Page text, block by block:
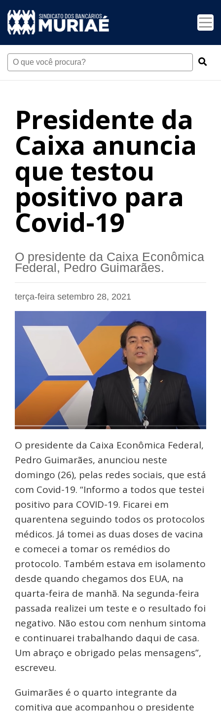
Presidente da
Caixa anuncia
que testou
positivo para
Covid-19
O presidente da Caixa Econômica
Federal, Pedro Guimarães.
terça-feira setembro 28, 2021
O presidente da Caixa Econômica Federal,
Pedro Guimarães, anunciou neste
domingo (26), pelas redes sociais, que está
com Covid-19. “Informo a todos que testei
positivo para COVID-19. Ficarei em
quarentena seguindo todos os protocolos
médicos. Já tomei as duas doses de vacina
e comecei a tomar os remédios do
protocolo. Também estava em isolamento
desde quando chegamos dos EUA, na
quarta-feira de manhã. Na segunda-feira
passada realizei um teste e o resultado foi
negativo. Não estou com nenhum sintoma
e continuarei trabalhando daqui de casa.
Um abraço e obrigado pelas mensagens”,
escreveu.
Guimarães é o quarto integrante da
comitiva que acompanhou o presidente